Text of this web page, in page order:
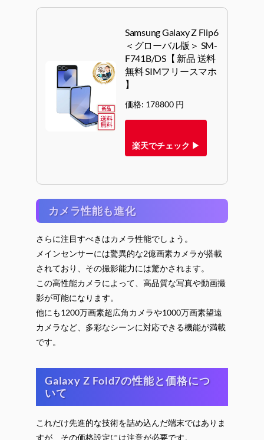
Samsung Galaxy Z Flip6
＜グローバル版＞ SM-
F741B/DS【 新品 送料
無料 SIMフリースマホ
】
価格: 178800 円
楽天でチェック ▶
カメラ性能も進化
さらに注目すべきはカメラ性能でしょう。
メインセンサーには驚異的な2億画素カメラが搭載
されており、その撮影能力には驚かされます。
この高性能カメラによって、高品質な写真や動画撮
影が可能になります。
他にも1200万画素超広角カメラや1000万画素望遠
カメラなど、多彩なシーンに対応できる機能が満載
です。
Galaxy Z Fold7の性能と価格につ
いて
これだけ先進的な技術を詰め込んだ端末ではありま
すが、その価格設定には注意が必要です。